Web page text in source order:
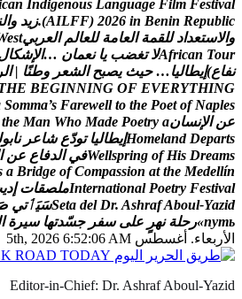
can Indigenous Language Film Festival
(AILFF) 2026 in Benin Republic
.زيد وال
والستعداد للقمة العامة للعالم العربي est
African Tour ل تغضب يا نعمان …الشكا
نفاع)إيطاليا… حيث يصبح الشعر وطنا | ال
HE BEGINNING OF EVERYTHING
Somma’s Farewell to the Poet of Naples
عن النسان the Man Who Made Poetry a
Homeland Departs إيطاليا تودع شاعر نابو
Wellspring of His Dreams في الدفاع عن ا
a Bridge of Compassion at the Medellín
International Poetry Festival ملصقات إدي
Seta del Dr. AshrafAboul-Yazid سيٲتي
путь
»رحلة نهر على سفر جسدتها سيرة ا
الأربعاء. أغسطس 5th, 2026 6:52:07 AM
Editor-in-Chief: Dr. Ashraf Aboul-Yazid